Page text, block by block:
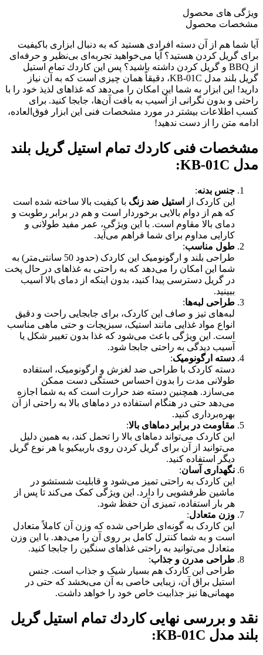
ویژگی های محصول
مشخصات محصول
آیا شما هم از آن دسته افرادی هستید که به دنبال ابزاری باکیفیت
برای گریل کردن هستید؟ آیا می‌خواهید تجربه‌ای بی‌نظیر و حرفه‌ای
از BBQ و گریل کردن داشته باشید؟ پس این كاردك تمام استیل
گریل بلند مدل KB-01C، دقیقاً همان چیزی است که به آن نیاز
دارید! این ابزار به شما این امکان را می‌دهد که غذاهای لذیذ خود را با
راحتی و بدون نگرانی از آسیب به بافت آن‌ها، جابجا کنید. برای
کسب اطلاعات بیشتر در مورد مشخصات فنی این ابزار فوق‌العاده،
ادامه متن را از دست ندهید!
مشخصات فنی كاردك تمام استیل گریل بلند
مدل KB-01C
:
جنس بدنه:
این کاردک از
استیل ضد زنگ با کیفیت بالا ساخته شده است
که هم از دوام بالایی برخوردار است و هم در برابر رطوبت و
دمای بالا مقاوم است. با این ویژگی، عمر مفید طولانی و
کارایی مداوم برای شما فراهم می‌آید.
طول مناسب:
طراحی بلند و ارگونومیک این کاردک (حدود 50 سانتی‌متر) به
شما این امکان را می‌دهد که به راحتی به غذاهای در حال پخت
در گریل دسترسی پیدا کنید، بدون اینکه از دمای بالا آسیب
ببینید.
طراحی لبه‌ها:
لبه‌های تیز و صاف این کاردک، برای جابجایی راحت و دقیق
انواع مواد غذایی مانند استیک، سبزیجات و حتی ماهی مناسب
است. این ویژگی باعث می‌شود که غذا بدون تغییر شکل یا
آسیب دیدگی به راحتی جابجا شود.
دسته ارگونومیک:
دسته کاردک با طراحی ضد لغزش و ارگونومیک، استفاده
طولانی مدت را بدون احساس خستگی دست ممکن
می‌سازد. همچنین دسته ضد حرارت است که به شما اجازه
می‌دهد حتی در هنگام استفاده در دماهای بالا به راحتی از آن
بهره‌برداری کنید.
مقاومت در برابر دماهای بالا:
این کاردک می‌تواند دماهای بالا را تحمل کند، به همین دلیل
می‌توانید از آن برای گریل کردن روی باربیکیو یا هر نوع گریل
دیگر استفاده کنید.
نگهداری آسان:
این کاردک به راحتی تمیز می‌شود و قابلیت شستشو در
ماشین ظرفشویی را دارد. این ویژگی کمک می‌کند تا پس از
هر بار استفاده، تمیزی آن حفظ شود.
وزن متعادل:
این کاردک به گونه‌ای طراحی شده که وزن آن کاملاً متعادل
است و به شما کنترل کامل بر روی آن را می‌دهد. با این وزن
متعادل می‌توانید به راحتی غذاهای سنگین را جابجا کنید.
طراحی مدرن و جذاب:
طراحی این کاردک هم بسیار شیک و جذاب است. جنس
استیل براق آن، زیبایی خاصی به آن می‌بخشد که حتی در
مهمانی‌ها نیز جذابیت خاص خود را خواهد داشت.
نقد و بررسی نهایی كاردك تمام استیل گریل
بلند مدل KB-01C
: